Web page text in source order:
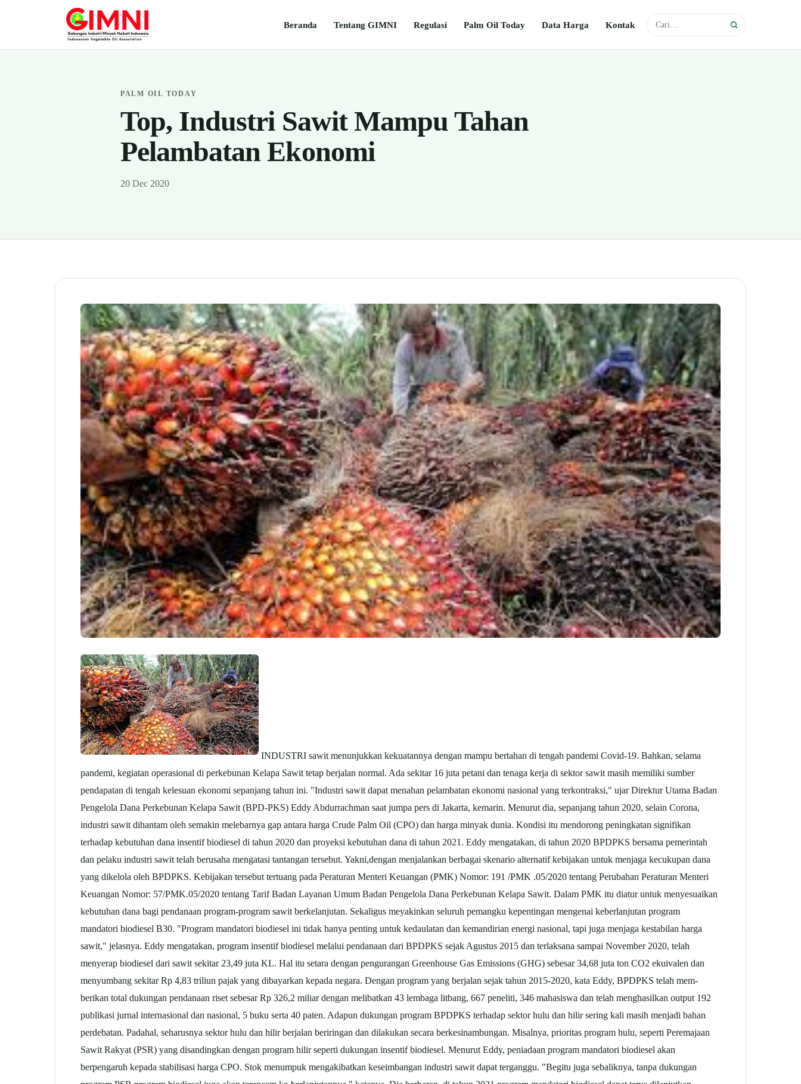
Beranda Tentang GIMNI Regulasi Palm Oil Today Data Harga Kontak
PALM OIL TODAY
Top, Industri Sawit Mampu Tahan
Pelambatan Ekonomi
20 Dec 2020
INDUSTRI sawit menunjukkan kekuatannya dengan mampu bertahan di tengah pandemi Covid-19. Bahkan, selama
pandemi, kegiatan operasional di perkebunan Kelapa Sawit tetap berjalan normal. Ada sekitar 16 juta petani dan tenaga kerja di sektor sawit masih memiliki sumber
pendapatan di tengah kelesuan ekonomi sepanjang tahun ini. "Industri sawit dapat menahan pelambatan ekonomi nasional yang terkontraksi," ujar Direktur Utama Badan
Pengelola Dana Perkebunan Kelapa Sawit (BPD-PKS) Eddy Abdurrachman saat jumpa pers di Jakarta, kemarin. Menurut dia, sepanjang tahun 2020, selain Corona,
industri sawit dihantam oleh semakin melebarnya gap antara harga Crude Palm Oil (CPO) dan harga minyak dunia. Kondisi itu mendorong peningkatan signifikan
terhadap kebutuhan dana insentif biodiesel di tahun 2020 dan proyeksi kebutuhan dana di tahun 2021. Eddy mengatakan, di tahun 2020 BPDPKS bersama pemerintah
dan pelaku industri sawit telah berusaha mengatasi tantangan tersebut. Yakni,dengan menjalankan berbagai skenario alternatif kebijakan untuk menjaga kecukupan dana
yang dikelola oleh BPDPKS. Kebijakan tersebut tertuang pada Peraturan Menteri Keuangan (PMK) Nomor: 191 /PMK .05/2020 tentang Perubahan Peraturan Menteri
Keuangan Nomor: 57/PMK.05/2020 tentang Tarif Badan Layanan Umum Badan Pengelola Dana Perkebunan Kelapa Sawit. Dalam PMK itu diatur untuk menyesuaikan
kebutuhan dana bagi pendanaan program-program sawit berkelanjutan. Sekaligus meyakinkan seluruh pemangku kepentingan mengenai keberlanjutan program
mandatori biodiesel B30. "Program mandatori biodiesel ini tidak hanya penting untuk kedaulatan dan kemandirian energi nasional, tapi juga menjaga kestabilan harga
sawit," jelasnya. Eddy mengatakan, program insentif biodiesel melalui pendanaan dari BPDPKS sejak Agustus 2015 dan terlaksana sampai November 2020, telah
menyerap biodiesel dari sawit sekitar 23,49 juta KL. Hal itu setara dengan pengurangan Greenhouse Gas Emissions (GHG) sebesar 34,68 juta ton CO2 ekuivalen dan
menyumbang sekitar Rp 4,83 triliun pajak yang dibayarkan kepada negara. Dengan program yang berjalan sejak tahun 2015-2020, kata Eddy, BPDPKS telah mem-
berikan total dukungan pendanaan riset sebesar Rp 326,2 miliar dengan melibatkan 43 lembaga litbang, 667 peneliti, 346 mahasiswa dan telah menghasilkan output 192
publikasi jurnal internasional dan nasional, 5 buku serta 40 paten. Adapun dukungan program BPDPKS terhadap sektor hulu dan hilir sering kali masih menjadi bahan
perdebatan. Padahal, seharusnya sektor hulu dan hilir berjalan beriringan dan dilakukan secara berkesinambungan. Misalnya, prioritas program hulu, seperti Peremajaan
Sawit Rakyat (PSR) yang disandingkan dengan program hilir seperti dukungan insentif biodiesel. Menurut Eddy, peniadaan program mandatori biodiesel akan
berpengaruh kepada stabilisasi harga CPO. Stok menumpuk mengakibatkan keseimbangan industri sawit dapat terganggu. "Begitu juga sebaliknya, tanpa dukungan